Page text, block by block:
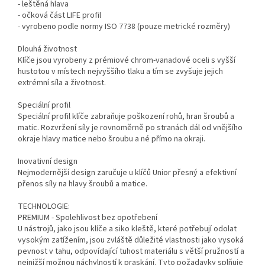
- leštěná hlava
- očková část LIFE profil
- vyrobeno podle normy ISO 7738 (pouze metrické rozměry)
Dlouhá životnost
Klíče jsou vyrobeny z prémiové chrom-vanadové oceli s vyšší
hustotou v místech nejvyššího tlaku a tím se zvyšuje jejich
extrémní síla a životnost.
Speciální profil
Speciální profil klíče zabraňuje poškození rohů, hran šroubů a
matic. Rozvržení síly je rovnoměrně po stranách dál od vnějšího
okraje hlavy matice nebo šroubu a né přímo na okraji.
Inovativní design
Nejmodernější design zaručuje u klíčů Unior přesný a efektivní
přenos síly na hlavy šroubů a matice.
TECHNOLOGIE:
PREMIUM - Spolehlivost bez opotřebení
U nástrojů, jako jsou klíče a siko kleště, které potřebují odolat
vysokým zatížením, jsou zvláště důležité vlastnosti jako vysoká
pevnost v tahu, odpovídající tuhost materiálu s větší pružností a